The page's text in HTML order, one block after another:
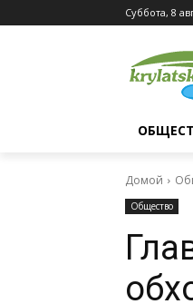
Суббота, 8
Домой
Общество